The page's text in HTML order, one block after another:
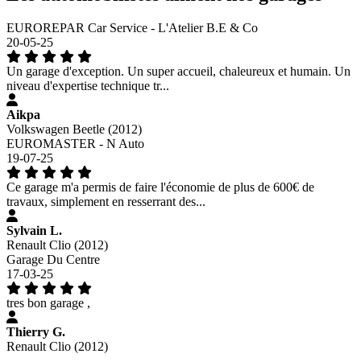
EUROREPAR Car Service - L'Atelier B.E & Co
20-05-25
Un garage d'exception. Un super accueil, chaleureux et humain. Un
niveau d'expertise technique tr...
Aikpa
Volkswagen Beetle (2012)
EUROMASTER - N Auto
19-07-25
Ce garage m'a permis de faire l'économie de plus de 600€ de
travaux, simplement en resserrant des...
Sylvain L.
Renault Clio (2012)
Garage Du Centre
17-03-25
tres bon garage ,
Thierry G.
Renault Clio (2012)